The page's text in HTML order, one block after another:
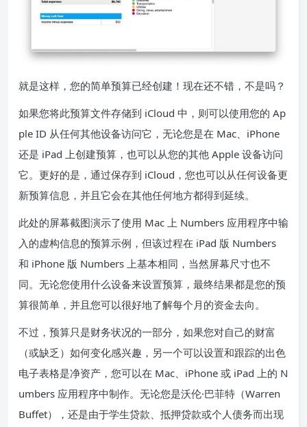
就是这样，您的简单预算已经创建！现在还不错，不是吗？
如果您将此预算文件存储到 iCloud 中，则可以使用您的 Ap
ple ID 从任何其他设备访问它，无论您是在 Mac、iPhone
还是 iPad 上创建预算，也可以从您的其他 Apple 设备访问
它。更好的是，通过保存到 iCloud，您也可以从任何设备更
新预算信息，并且它会在其他任何地方都得到延续。
此处的屏幕截图演示了使用 Mac 上 Numbers 应用程序中输
入的虚构信息的预算示例，但该过程在 iPad 版 Numbers
和 iPhone 版 Numbers 上基本相同，当然屏幕尺寸也不
同。无论您使用什么设备来设置预算，最终结果都是您的预
算很简单，并且您可以很好地了解每个月的资金去向。
不过，预算只是财务状况的一部分，如果您对自己的财富
（或缺乏）如何变化感兴趣，另一个可以设置和跟踪的出色
电子表格是净资产，您可以在 Mac、iPhone 或 iPad 上的 N
umbers 应用程序中制作。无论您是沃伦·巴菲特（Warren
Buffet），还是由于学生贷款、抵押贷款或个人债务而出现